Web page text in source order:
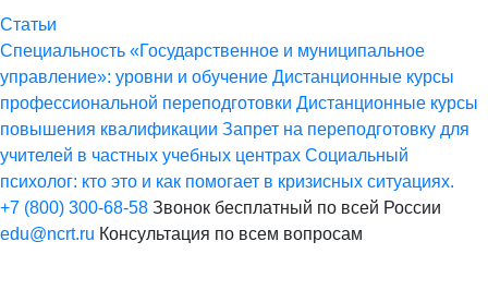
Статьи
Специальность «Государственное и муниципальное
управление»: уровни и обучение Дистанционные курсы
профессиональной переподготовки Дистанционные курсы
повышения квалификации Запрет на переподготовку для
учителей в частных учебных центрах Социальный
психолог: кто это и как помогает в кризисных ситуациях.
+7 (800) 300-68-58 Звонок бесплатный по всей России
edu@ncrt.ru Консультация по всем вопросам